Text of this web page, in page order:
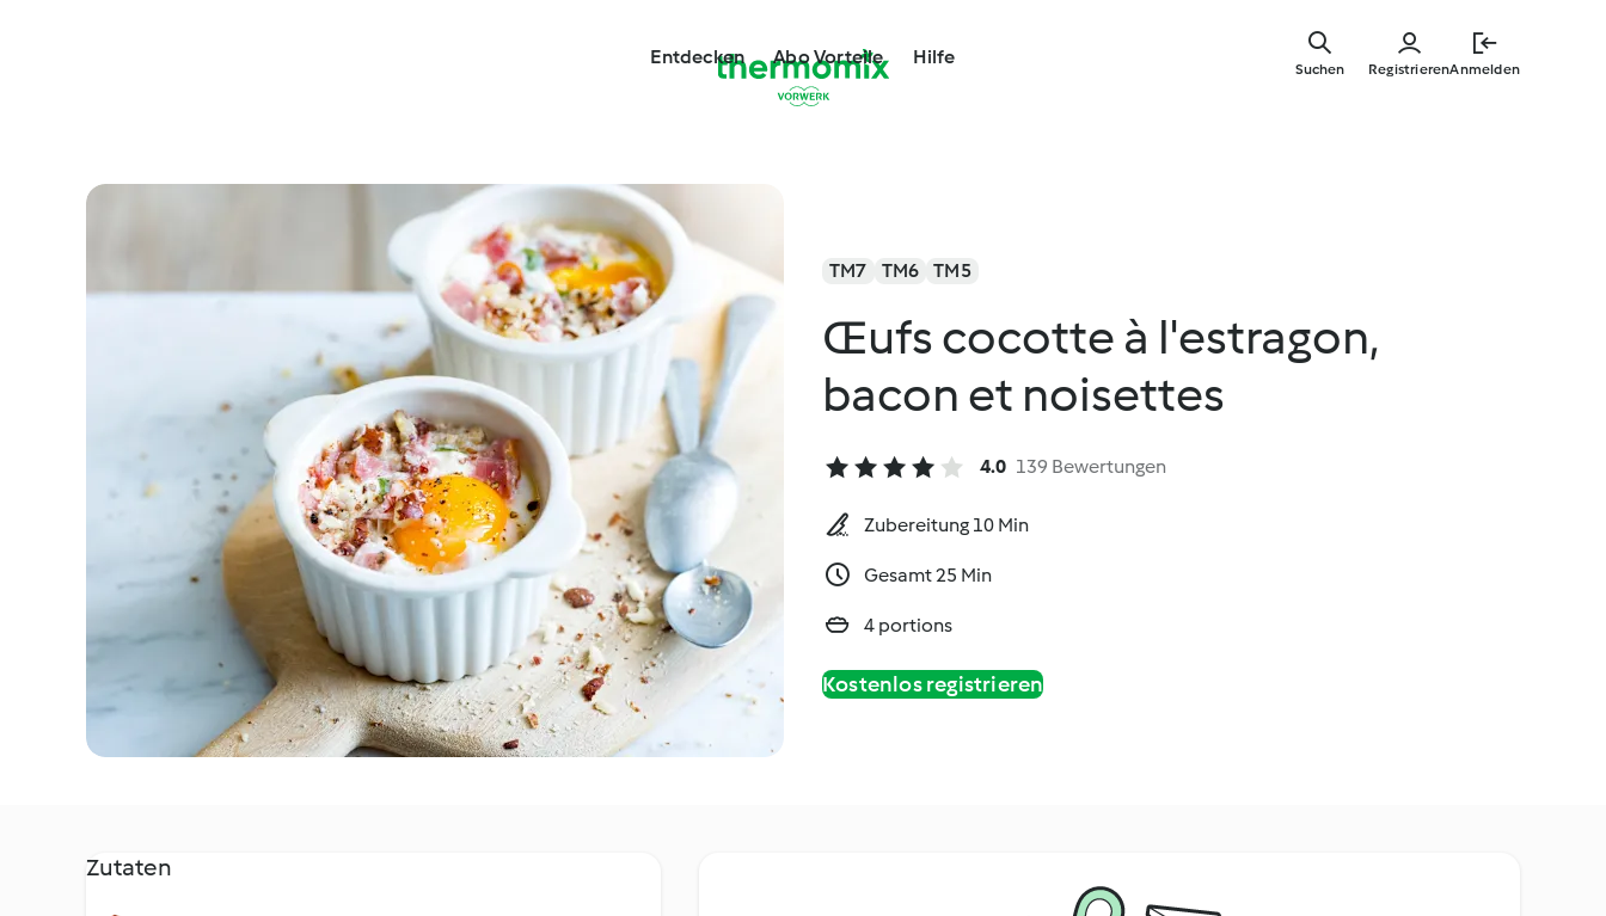
Entdecken Abo Vorteile Hilfe
RegistrierenAnmelden
Suchen
TM7 TM6 TM5
Œufs cocotte à l'estragon,
bacon et noisettes
4.0 139 Bewertungen
Zubereitung 10 Min
Gesamt 25 Min
4 portions
Kostenlos registrieren
Zutaten